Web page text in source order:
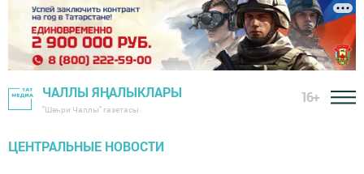
ЧАЛЛЫ ЯҢАЛЫКЛАРЫ
"Шәһри Чаллы" газетасы
16+
ЦЕНТРАЛЬНЫЕ НОВОСТИ